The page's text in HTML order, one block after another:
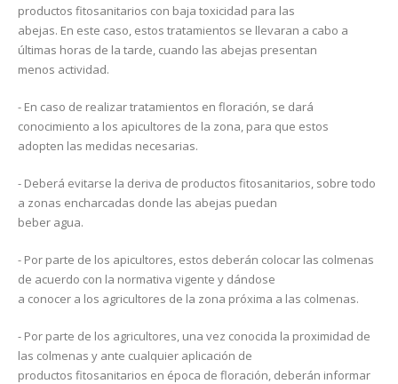
productos fitosanitarios con baja toxicidad para las
abejas. En este caso, estos tratamientos se llevaran a cabo a
últimas horas de la tarde, cuando las abejas presentan
menos actividad.
- En caso de realizar tratamientos en floración, se dará
conocimiento a los apicultores de la zona, para que estos
adopten las medidas necesarias.
- Deberá evitarse la deriva de productos fitosanitarios, sobre todo
a zonas encharcadas donde las abejas puedan
beber agua.
- Por parte de los apicultores, estos deberán colocar las colmenas
de acuerdo con la normativa vigente y dándose
a conocer a los agricultores de la zona próxima a las colmenas.
- Por parte de los agricultores, una vez conocida la proximidad de
las colmenas y ante cualquier aplicación de
productos fitosanitarios en época de floración, deberán informar